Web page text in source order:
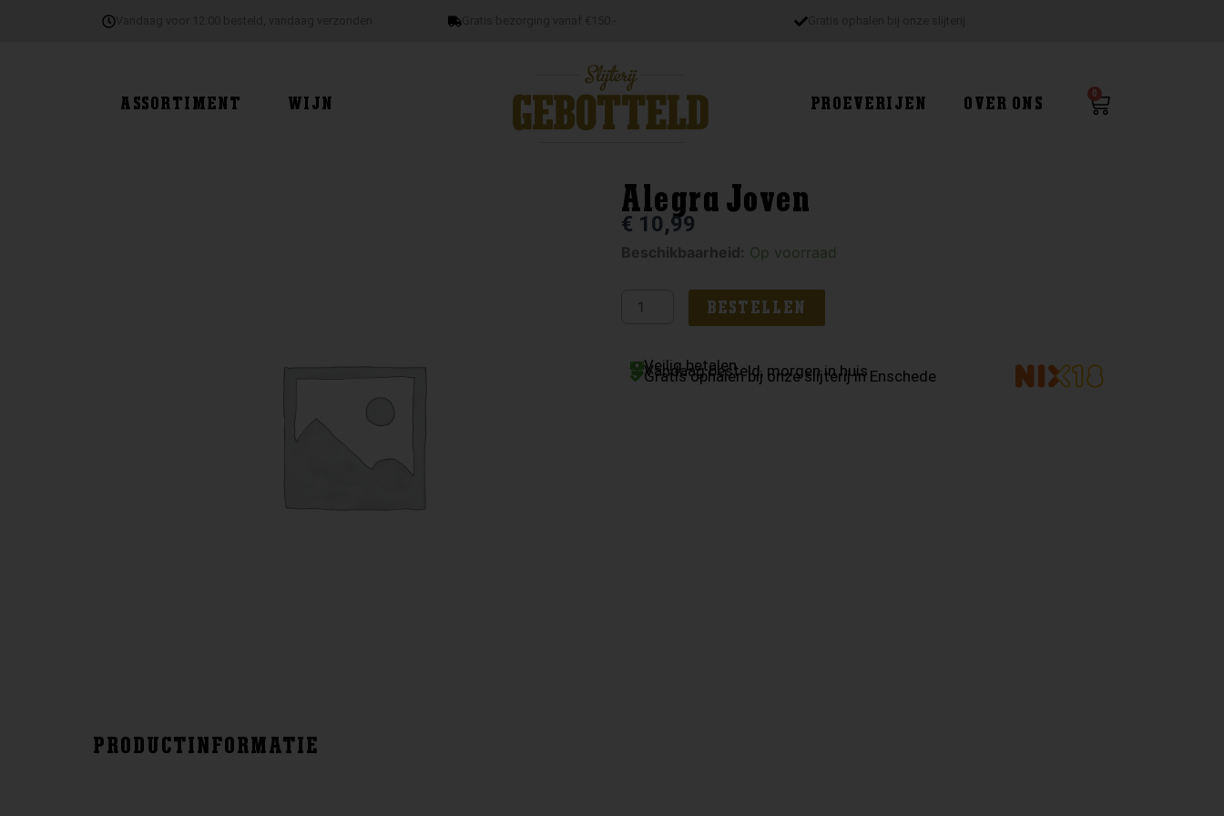
ASSORTIMENT WIJN PROEVERIJEN OVER ONS
0
Winkelwagen
Alegra Joven
€ 10,99
Beschikbaarheid: Op voorraad
Alegra
aantal
BESTELLEN
Veilig betalen
Vandaag besteld, morgen in huis
Gratis ophalen bij onze slijterij in Enschede
PRODUCTINFORMATIE